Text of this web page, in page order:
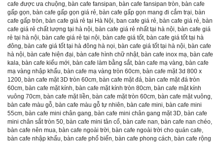
cafe được ưa chuộng, bàn cafe fansipan, bàn cafe fansipan tròn, bàn cafe
gấp gọn, bàn cafe gấp gọn giá rẻ, bàn cafe gấp gọn mang đi cắm trại, bàn
cafe gấp tròn, bàn cafe giá rẻ tại Hà Nội, ban cafe giá rẻ, bàn cafe giá rẻ, bàn
cafe giá rẻ chất lượng tại hà nội, bàn cafe giá rẻ nhất tại hà nội, bàn cafe giá
rẻ tại hà nội, bàn cafe giá rẻ tại nội, bàn cafe giá tốt, bàn cafe giá tốt tại hà
đông, bàn cafe giá tốt tại hà đông hà nọi, bàn cafe giá tốt tại hà nội, bàn cafe
hà nội, bàn cafe hiện đại, bàn cafe hình chữ nhật, bàn cafe inox mạ, bàn cafe
kala, bàn cafe kiểu mới, bàn cafe làm bằng sắt, bàn cafe mạ vàng, bàn cafe
mạ vàng nhập khẩu, bàn cafe mạ vàng tròn 60cm, bàn cafe mặt 3d 800 x
1200, bàn cafe mặt 3D tròn 60cm, bàn cafe mặt đá, bàn cafe mặt đá tròn
60cm, bàn cafe mặt kính, bàn cafe mặt kính tròn 80cm, bàn cafe mặt kính
vuông 70cm, bàn cafe mặt liền, bàn cafe mặt tròn 60cm, bàn cafe mặt vuông,
bàn cafe màu gỗ, bàn cafe màu gỗ tự nhiên, bàn cafe mini, bàn cafe mini
55cm, bàn cafe mini chân gang, bàn cafe mini chân gang mặt 3D, bàn cafe
mini chân sắt tròn 50, bàn cafe mini tân cổ, bàn cafe nan, bàn cafe nan chéo,
bàn cafe nên mua, bàn cafe ngoài trời, bàn cafe ngoài trời cho quán cafe,
bàn cafe nhập khẩu, bàn cafe phổ biến, bàn cafe phong cách, bàn cafe rộng